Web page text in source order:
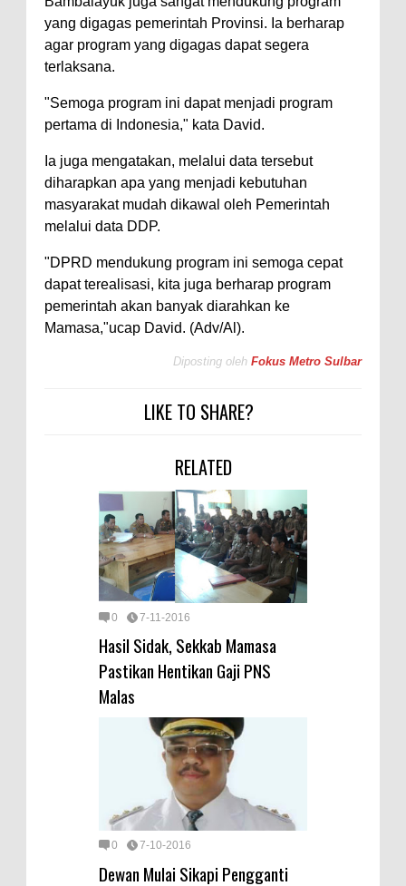
yang digagas pemerintah Provinsi. Ia berharap
agar program yang digagas dapat segera
terlaksana.
"Semoga program ini dapat menjadi program
pertama di Indonesia," kata David.
Ia juga mengatakan, melalui data tersebut
diharapkan apa yang menjadi kebutuhan
masyarakat mudah dikawal oleh Pemerintah
melalui data DDP.
"DPRD mendukung program ini semoga cepat
dapat terealisasi, kita juga berharap program
pemerintah akan banyak diarahkan ke
Mamasa,"ucap David. (Adv/Al).
Diposting oleh Fokus Metro Sulbar
LIKE TO SHARE?
RELATED
0 7-11-2016
Hasil Sidak, Sekkab Mamasa
Pastikan Hentikan Gaji PNS
Malas
0 7-10-2016
Dewan Mulai Sikapi Pengganti